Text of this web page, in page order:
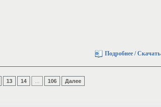
Подробнее / Скачать
13 14 106 Далее